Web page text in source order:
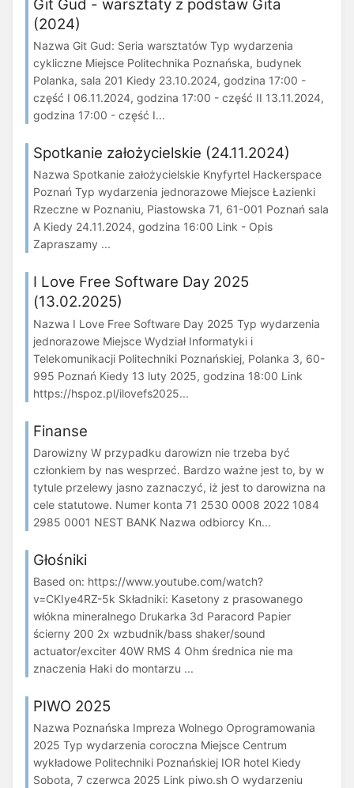
Git Gud - warsztaty z podstaw Gita
(2024)
Nazwa Git Gud: Seria warsztatów Typ wydarzenia
cykliczne Miejsce Politechnika Poznańska, budynek
Polanka, sala 201 Kiedy 23.10.2024, godzina 17:00 -
część I 06.11.2024, godzina 17:00 - część II 13.11.2024,
godzina 17:00 - część I...
Spotkanie założycielskie (24.11.2024)
Nazwa Spotkanie założycielskie Knyfyrtel Hackerspace
Poznań Typ wydarzenia jednorazowe Miejsce Łazienki
Rzeczne w Poznaniu, Piastowska 71, 61-001 Poznań sala
A Kiedy 24.11.2024, godzina 16:00 Link - Opis
Zapraszamy ...
I Love Free Software Day 2025
(13.02.2025)
Nazwa I Love Free Software Day 2025 Typ wydarzenia
jednorazowe Miejsce Wydział Informatyki i
Telekomunikacji Politechniki Poznańskiej, Polanka 3, 60-
995 Poznań Kiedy 13 luty 2025, godzina 18:00 Link
https://hspoz.pl/ilovefs2025...
Finanse
Darowizny W przypadku darowizn nie trzeba być
członkiem by nas wesprzeć. Bardzo ważne jest to, by w
tytule przelewy jasno zaznaczyć, iż jest to darowizna na
cele statutowe. Numer konta 71 2530 0008 2022 1084
2985 0001 NEST BANK Nazwa odbiorcy Kn...
Głośniki
Based on: https://www.youtube.com/watch?
v=CKIye4RZ-5k Składniki: Kasetony z prasowanego
włókna mineralnego Drukarka 3d Paracord Papier
ścierny 200 2x wzbudnik/bass shaker/sound
actuator/exciter 40W RMS 4 Ohm średnica nie ma
znaczenia Haki do montarzu ...
PIWO 2025
Nazwa Poznańska Impreza Wolnego Oprogramowania
2025 Typ wydarzenia coroczna Miejsce Centrum
wykładowe Politechniki Poznańskiej IOR hotel Kiedy
Sobota, 7 czerwca 2025 Link piwo.sh O wydarzeniu